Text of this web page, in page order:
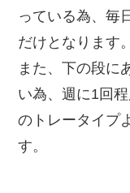
っている為、毎
だけとなります。
また、下の段に
い為、週に1回
のトレータイプ
す。